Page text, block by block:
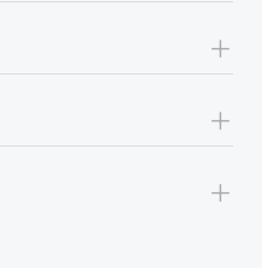
+
+
+